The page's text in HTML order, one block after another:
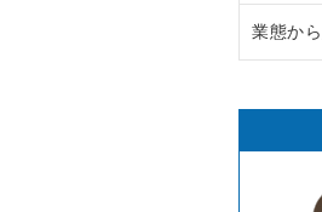
八王
立川
町田
東京
東京
東京
業態か
八王
八王